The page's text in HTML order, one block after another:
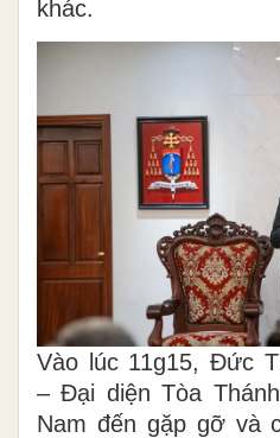
khác.
Vào lúc 11g15, Đức
– Đại diện Tòa
Nam đến gặp gỡ và